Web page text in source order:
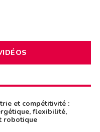
et compétitivité :
flexibilité,
robotique